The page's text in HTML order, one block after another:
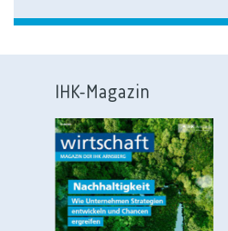
IHK-Magazin